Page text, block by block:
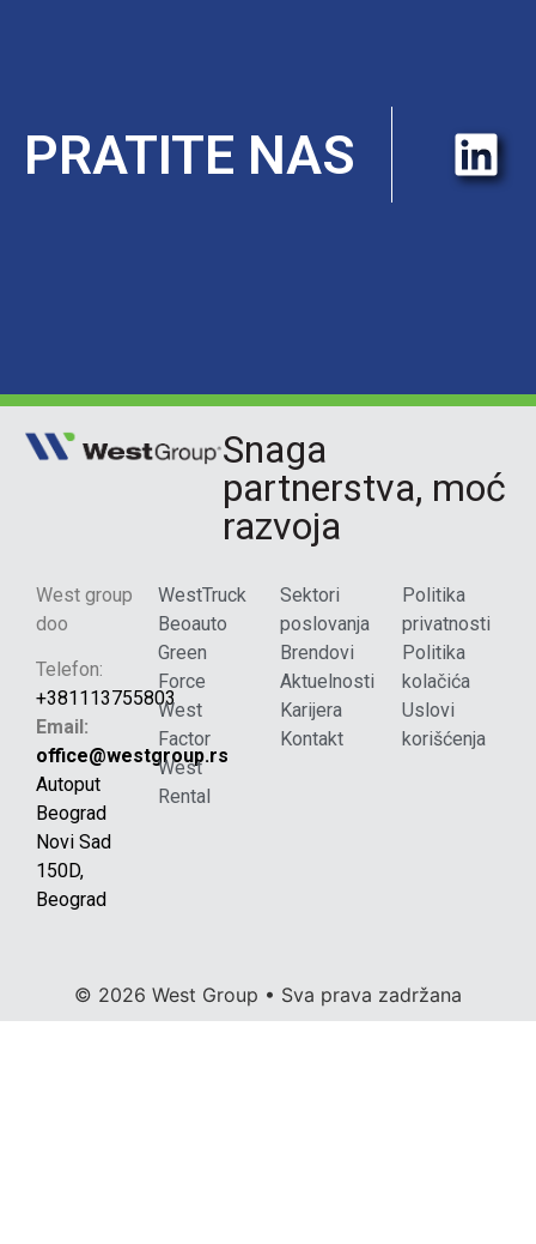
PRATITE NAS
Snaga
partnerstva, moć
razvoja
West group
doo
Telefon:
+381113755803
Email:
office@westgroup.rs
Autoput
Beograd
Novi Sad
150D,
Beograd
WestTruck
Beoauto
Green
Force
West
Factor
West
Rental
Sektori
poslovanja
Brendovi
Aktuelnosti
Karijera
Kontakt
Politika
privatnosti
Politika
kolačića
Uslovi
korišćenja
© 2026 West Group • Sva prava zadržana